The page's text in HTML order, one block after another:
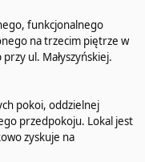
funkcjonalnego
na trzecim piętrze w
ul. Małyszyńskiej.
pokoi, oddzielnej
przedpokoju. Lokal jest
zyskuje na